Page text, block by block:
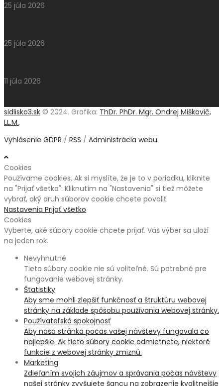
25 júla 2026
25 júla 2026
11 júla 2026
sidlisko3.sk © 2024. Grafika: ThDr. PhDr. Mgr. Ondrej Miškovič,
LL.M..
Vyhlásenie GDPR / RSS / Administrácia webu
Cookies
Používame cookies. Ak si myslíte, že je to v poriadku, kliknite
na "Prijať všetko". Kliknutím na "Nastavenia" si tiež môžete
vybrať, aký druh súborov cookie chcete povoliť.
Nastavenia Prijať všetko
Cookies
Vyberte, aké súbory cookie chcete prijať. Váš výber sa uloží
na jeden rok.
Nevyhnutné
Tieto súbory cookie nie sú voliteľné. Sú potrebné pre
fungovanie webovej stránky.
Štatistiky
Aby sme mohli zlepšiť funkčnosť a štruktúru webovej
stránky na základe spôsobu používania webovej stránky.
Používateľská spokojnosť
Aby naša stránka počas vašej návštevy fungovala čo
najlepšie. Ak tieto súbory cookie odmietnete, niektoré
funkcie z webovej stránky zmiznú.
Marketing
Zdieľaním svojich záujmov a správania počas návštevy
našej stránky zvyšujete šancu na zobrazenie kvalitnejšie